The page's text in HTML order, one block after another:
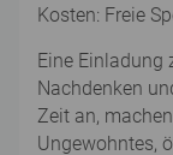
Kosten: Freie
Eine Einladung
Nachdenken
Zeit an,
Ungewohntes,